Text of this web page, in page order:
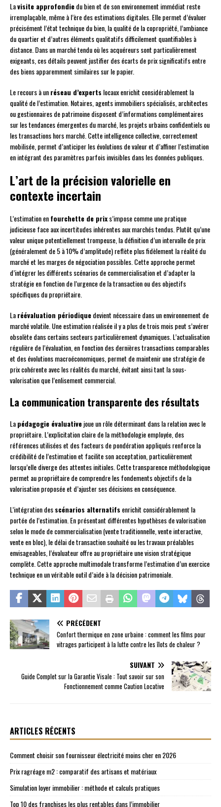
Lavisite approfondiedu bien et de son environnement immédiat reste
irremplaçable, même à l’ère des estimations digitales. Elle permet d’évaluer
précisément l’état technique du bien, la qualité de la copropriété, l’ambiance
du quartier et d’autres éléments qualitatifs difficilement quantifiables à
distance. Dans un marché tendu où les acquéreurs sont particulièrement
exigeants, ces détails peuvent justifier des écarts de prix significatifs entre
des biens apparemment similaires sur le papier.
Le recours à unréseau d’experts locaux enrichit considérablement la
qualité de l’estimation. Notaires, agents immobiliers spécialisés, architectes
ou gestionnaires de patrimoine disposent d’informations complémentaires
sur les tendances émergentes du marché, les projets urbains confidentiels ou
les transactions hors marché. Cette intelligence collective, correctement
mobilisée, permet d’anticiper les évolutions de valeur et d’affiner l’estimation
en intégrant des paramètres parfois invisibles dans les données publiques.
L’art de la précision valorielle en
contexte incertain
L’estimation enfourchette de prixs’impose comme une pratique
judicieuse face aux incertitudes inhérentes aux marchés tendus. Plutôt qu’une
valeur unique potentiellement trompeuse, la définition d’un intervalle de prix
(généralement de 5 à 10% d’amplitude) reflète plus fidèlement la réalité du
marché et les marges de négociation possibles. Cette approche permet
d’intégrer les différents scénarios de commercialisation et d’adapter la
stratégie en fonction de l’urgence de la transaction ou des objectifs
spécifiques du propriétaire.
Laréévaluation périodiquedevient nécessaire dans un environnement de
marché volatile. Une estimation réalisée il y a plus de trois mois peut s’avérer
obsolète dans certains secteurs particulièrement dynamiques. L’actualisation
régulière de l’évaluation, en fonction des dernières transactions comparables
et des évolutions macroéconomiques, permet de maintenir une stratégie de
prix cohérente avec les réalités du marché, évitant ainsi tant la sous-
valorisation que l’enlisement commercial.
La communication transparente des résultats
Lapédagogie évaluativejoue un rôle déterminant dans la relation avec le
propriétaire. L’explicitation claire de la méthodologie employée, des
références utilisées et des facteurs de pondération appliqués renforce la
crédibilité de l’estimation et facilite son acceptation, particulièrement
lorsqu’elle diverge des attentes initiales. Cette transparence méthodologique
permet au propriétaire de comprendre les fondements objectifs de la
valorisation proposée et d’ajuster ses décisions en conséquence.
L’intégration desscénarios alternatifs enrichit considérablement la
portée de l’estimation. En présentant différentes hypothèses de valorisation
selon le mode de commercialisation (vente traditionnelle, vente interactive,
vente en bloc), le délai de transaction souhaité ou les travaux préalables
envisageables, l’évaluateur offre au propriétaire une vision stratégique
complète. Cette approche multimodale transforme l’estimation d’un exercice
technique en un véritable outil d’aide à la décision patrimoniale.
PRÉCÉDENT
Confort thermique en zone urbaine : comment les films pour
vitrages participent à la lutte contre les îlots de chaleur ?
SUIVANT
Guide Complet sur la Garantie Visale : Tout savoir sur son
Fonctionnement comme Caution Locative
ARTICLES RÉCENTS
Comment choisir son fournisseur électricité moins cher en 2026
Prix ragréage m2 : comparatif des artisans et matériaux
Simulation loyer immobilier : méthode et calculs pratiques
Top 10 des franchises les plus rentables dans l’immobilier